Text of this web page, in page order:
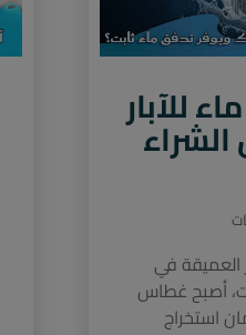
للآبار
العميقة في
أصبح غطاس
استخراج